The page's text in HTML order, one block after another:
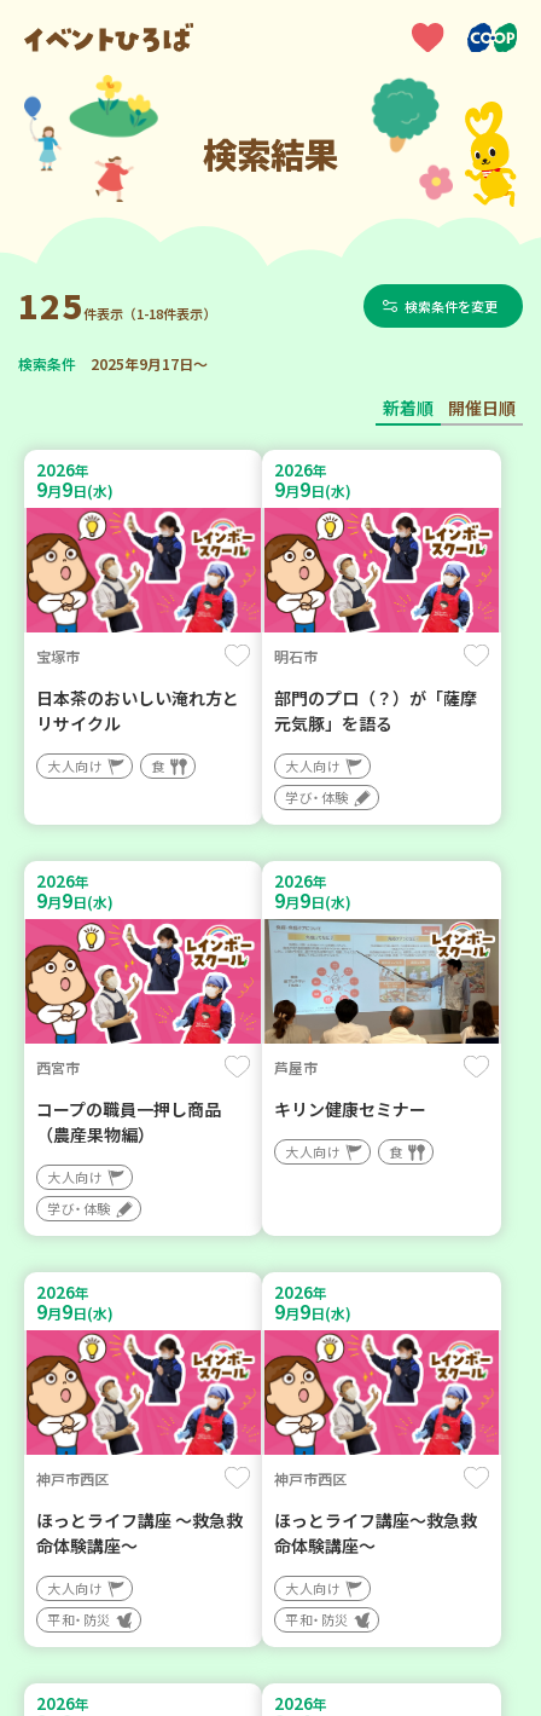
検索結果
125件表示（1-18件表示） 検索条件を変更
検索条件 2025年9月17日～
新着順 開催日順
2026年
9月9日(水)
宝塚市
日本茶のおいしい淹れ方と
リサイクル
大人向け 食
2026年
9月9日(水)
明石市
部門のプロ（？）が「薩摩
元気豚」を語る
大人向け
学び・体験
2026年
9月9日(水)
西宮市
コープの職員一押し商品
（農産果物編）
大人向け
学び・体験
2026年
9月9日(水)
芦屋市
キリン健康セミナー
大人向け 食
2026年
9月9日(水)
神戸市西区
ほっとライフ講座 ～救急救
命体験講座～
大人向け
平和・防災
2026年
9月9日(水)
神戸市西区
ほっとライフ講座～救急救
命体験講座～
大人向け
平和・防災
2026年 2026年